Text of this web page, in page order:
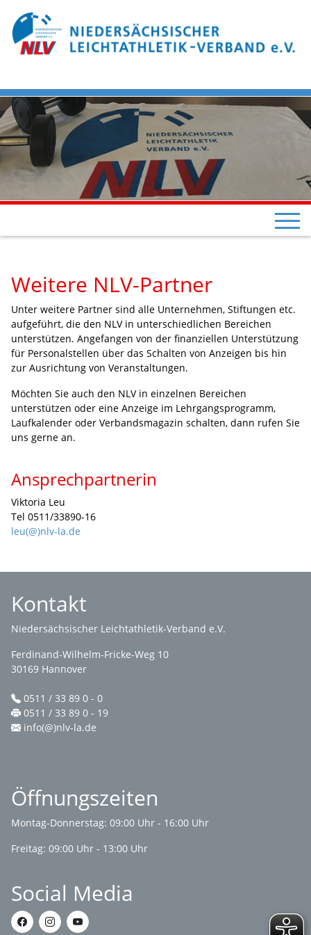
Weitere NLV-Partner
Unter weitere Partner sind alle Unternehmen, Stiftungen etc.
aufgeführt, die den NLV in unterschiedlichen Bereichen
unterstützen. Angefangen von der finanziellen Unterstützung
für Personalstellen über das Schalten von Anzeigen bis hin
zur Ausrichtung von Veranstaltungen.
Möchten Sie auch den NLV in einzelnen Bereichen
unterstützen oder eine Anzeige im Lehrgangsprogramm,
Laufkalender oder Verbandsmagazin schalten, dann rufen Sie
uns gerne an.
Ansprechpartnerin
Viktoria Leu
Tel 0511/33890-16
leu(@)nlv-la.de
Kontakt
Niedersächsischer Leichtathletik-Verband e.V.
Ferdinand-Wilhelm-Fricke-Weg 10
30169 Hannover
0511 / 33 89 0 - 0
0511 / 33 89 0 - 19
info(@)nlv-la.de
Öffnungszeiten
Montag-Donnerstag: 09:00 Uhr - 16:00 Uhr
Freitag: 09:00 Uhr - 13:00 Uhr
Social Media